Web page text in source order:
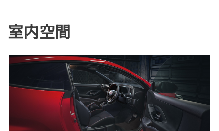
室内空間